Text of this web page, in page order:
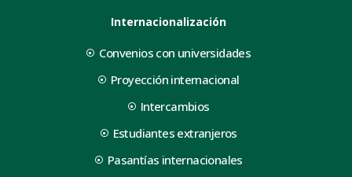
Internacionalización
Convenios con universidades
Proyección internacional
Intercambios
Estudiantes extranjeros
Pasantías internacionales